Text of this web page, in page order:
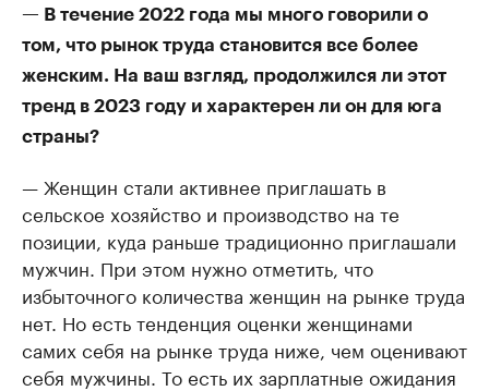
— В течение 2022 года мы много говорили о
том, что рынок труда становится все более
женским. На ваш взгляд, продолжился ли этот
тренд в 2023 году и характерен ли он для юга
страны?
— Женщин стали активнее приглашать в
сельское хозяйство и производство на те
позиции, куда раньше традиционно приглашали
мужчин. При этом нужно отметить, что
избыточного количества женщин на рынке труда
нет. Но есть тенденция оценки женщинами
самих себя на рынке труда ниже, чем оценивают
себя мужчины. То есть их зарплатные ожидания